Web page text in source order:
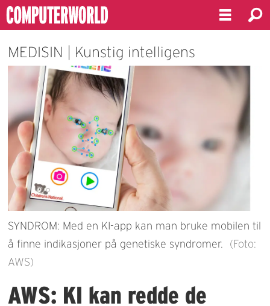
MEDISIN | Kunstig intelligens
SYNDROM: Med en KI-app kan man bruke mobilen til
å finne indikasjoner på genetiske syndromer.
(Foto:
AWS)
AWS: KI kan redde de